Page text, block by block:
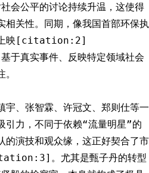
会公平的讨论持续升温，这使得
相关性。同期，像我国首部环保执
上映[citation:2]
真实事件、反映特定领域社会
宇、张智霖、许冠文、郑则仕等一
引力，不同于依赖“流量明星”的
的演技和观众缘，这正好契合了市
。尤其是甄子丹的转型